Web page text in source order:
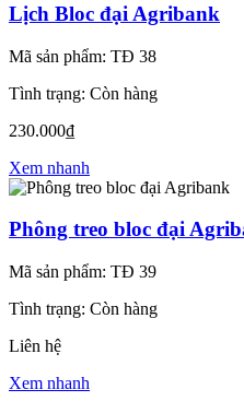
Lịch Bloc đại Agribank
Mã sản phẩm: TĐ 38
Tình trạng: Còn hàng
230.000₫
Xem nhanh
Phông treo bloc đại
Mã sản phẩm: TĐ 39
Tình trạng: Còn hàng
Liên hệ
Xem nhanh